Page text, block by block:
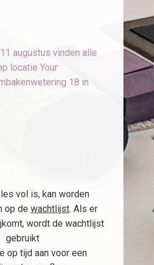
augustus vinden alle
locatie Your
18 in
vol is, kan worden
op de wachtlijst. Als er
wordt de wachtlijst
gebruikt
op tijd aan voor een